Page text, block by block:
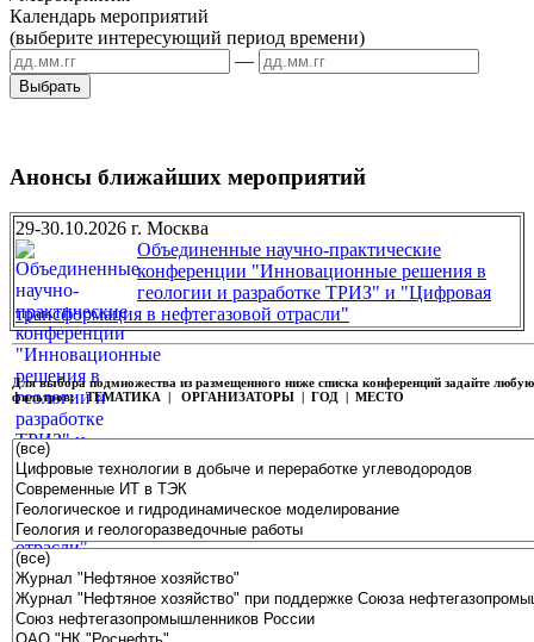
Календарь мероприятий
(выберите интересующий период времени)
—
Анонсы ближайших мероприятий
29-30.10.2026 г. Москва
Объединенные научно-практические
конференции "Инновационные решения в
геологии и разработке ТРИЗ" и "Цифровая
трансформация в нефтегазовой отрасли"
Для выбора подмножества из размещенного ниже списка конференций задайте
фильтров:ТЕМАТИКА | ОРГАНИЗАТОРЫ | ГОД | МЕСТО